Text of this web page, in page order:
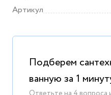
Артикул
Подберем
ванную за 1